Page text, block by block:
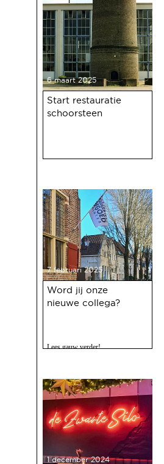
6 maart 2025
Start restauratie
schoorsteen
7 februari 2025
Word jij onze
nieuwe collega?
Lees gauw verder!
1 december 2024